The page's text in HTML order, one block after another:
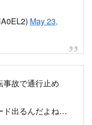
ました。
。
2022